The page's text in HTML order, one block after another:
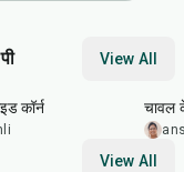
View All
कॉर्न चावल
View All